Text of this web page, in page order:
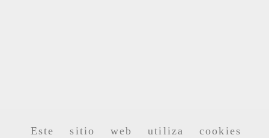
Este sitio web utiliza cookies